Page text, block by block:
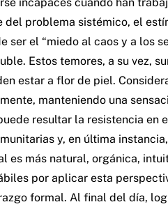
incapaces cuando han
problema sistémico, el
el “miedo al caos y a los
Estos temores, a su vez,
estar a flor de piel.
manteniendo una
resultar la resistencia
y, en última
es más natural, orgánica,
por aplicar esta
formal. Al final del día,